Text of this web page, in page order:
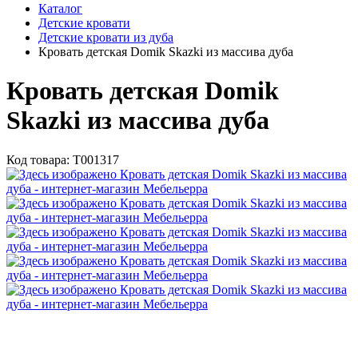
Каталог
Детские кровати
Детские кровати из дуба
Кровать детская Domik Skazki из массива дуба
Кровать детская Domik
Skazki из массива дуба
Код товара: Т001317